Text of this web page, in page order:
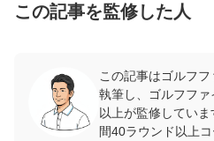
この記事を監修した人
この記事はゴルフ
執筆し、ゴルフフ
以上が監修してい
間40ラウンド以上